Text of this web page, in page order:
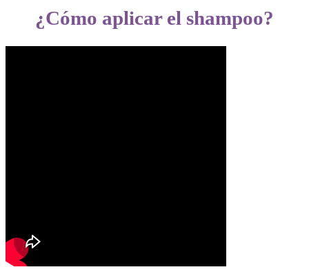
¿Cómo aplicar el shampoo?